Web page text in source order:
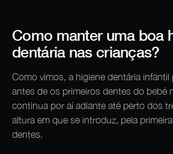
Como manter uma boa
dentária nas crianças?
Como vimos, a higiene dentária
antes de os primeiros dentes do bebé
continua por aí adiante até perto dos
altura em que se introduz, pela
dentes.